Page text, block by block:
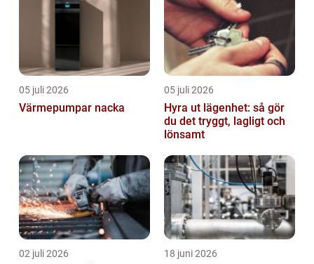
05 juli 2026
Värmepumpar nacka
05 juli 2026
Hyra ut lägenhet: så gör
du det tryggt, lagligt och
lönsamt
02 juli 2026 18 juni 2026